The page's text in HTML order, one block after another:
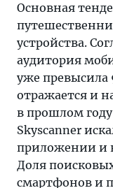
Основная
устройства.
аудитория
уже превысила
отражается и
в прошлом
Skyscanner
приложении и
Доля
смартфонов и